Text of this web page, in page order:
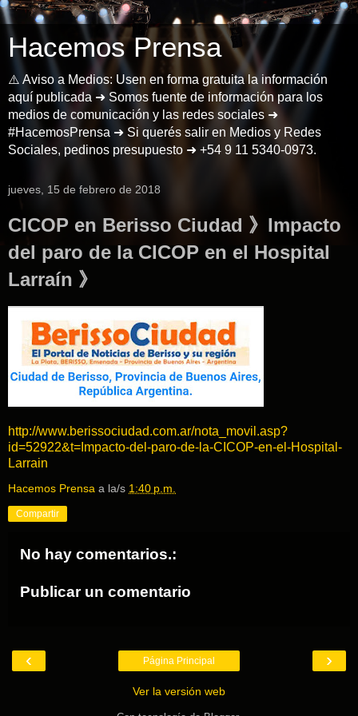
Hacemos Prensa
⚠️ Aviso a Medios: Usen en forma gratuita la información
aquí publicada ➜ Somos fuente de información para los
medios de comunicación y las redes sociales ➜
#HacemosPrensa ➜ Si querés salir en Medios y Redes
Sociales, pedinos presupuesto ➜ +54 9 11 5340-0973.
jueves, 15 de febrero de 2018
CICOP en Berisso Ciudad 》Impacto
del paro de la CICOP en el Hospital
Larraín 》
http://www.berissociudad.com.ar/nota_movil.asp?
id=52922&t=Impacto-del-paro-de-la-CICOP-en-el-Hospital-
Larrain
Hacemos Prensa a la/s 1:40 p.m.
Compartir
No hay comentarios.:
Publicar un comentario
‹ ›
Página Principal
Ver la versión web